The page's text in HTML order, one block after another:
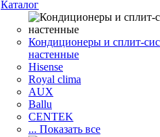
Каталог
Кондиционеры и сплит-
настенные
Hisense
Royal clima
AUX
Ballu
CENTEK
... Показать все